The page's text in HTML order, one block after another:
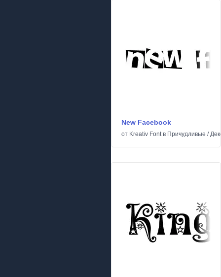
New Facebook
от Kreativ Fontв Причудливые /